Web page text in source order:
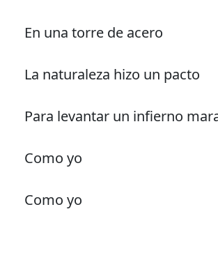
En una torre de acero
La naturaleza hizo un pacto
Para levantar un infierno
Como yo
Como yo